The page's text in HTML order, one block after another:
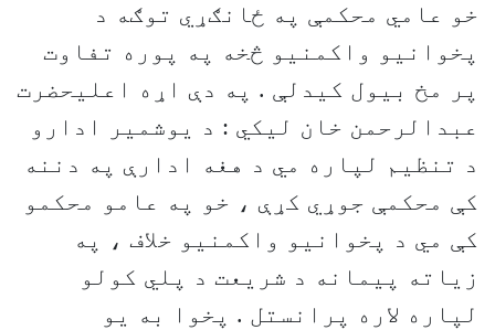
خو عامي محکمې په ځانګړي توګه د
پخوانيو واکمنيو څخه په پوره تفاوت
پر مخ بيول کيدلې . په دې اړه اعليحضرت
عبدالرحمن خان ليکي : د يوشمير ادارو
د تنظيم لپاره مي د هغه ادارې په دننه
کې محکمې جوړي کړې ، خو په عامو محکمو
کې مي د پخوانيو واکمنيو خلاف ، په
زياته پيمانه د شريعت د پلي کولو
لپاره لاره پرانستل . پخوا به يو